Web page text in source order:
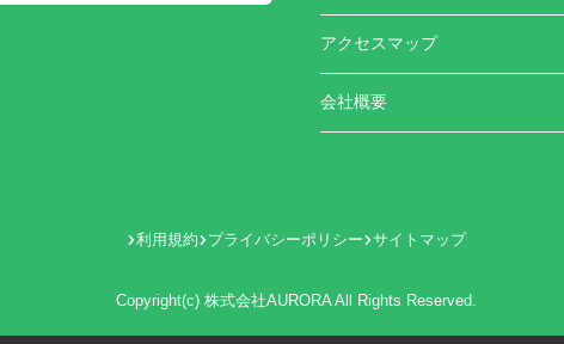
アクセスマップ
会社概要
利用規約 プライバシーポリシー サイトマップ
Copyright(c) 株式会社AURORA All Rights Reserved.